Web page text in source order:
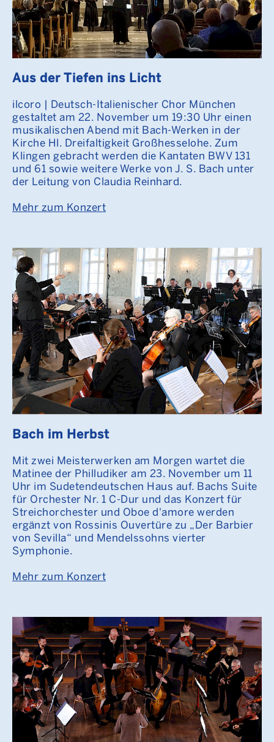
Aus der Tiefen ins Licht
ilcoro | Deutsch-Italienischer Chor München
gestaltet am 22. November um 19:30 Uhr einen
musikalischen Abend mit Bach-Werken in der
Kirche Hl. Dreifaltigkeit Großhesselohe. Zum
Klingen gebracht werden die Kantaten BWV 131
und 61 sowie weitere Werke von J. S. Bach unter
der Leitung von Claudia Reinhard.
Mehr zum Konzert
Bach im Herbst
Mit zwei Meisterwerken am Morgen wartet die
Matinee der Philludiker am 23. November um 11
Uhr im Sudetendeutschen Haus auf. Bachs Suite
für Orchester Nr. 1 C-Dur und das Konzert für
Streichorchester und Oboe d'amore werden
ergänzt von Rossinis Ouvertüre zu „Der Barbier
von Sevilla“ und Mendelssohns vierter
Symphonie.
Mehr zum Konzert